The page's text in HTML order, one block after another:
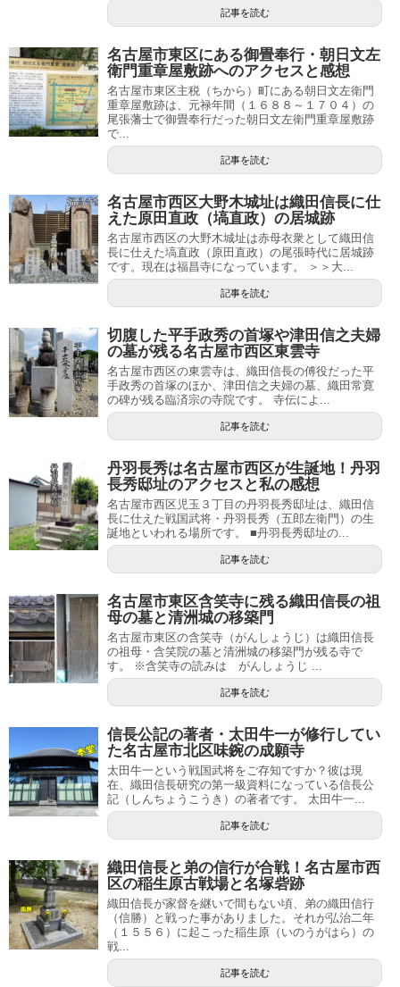
記事を読む
名古屋市東区にある御畳奉行・朝日文左
衛門重章屋敷跡へのアクセスと感想
名古屋市東区主税（ちから）町にある朝日文左衛門
重章屋敷跡は、元禄年間（１６８８～１７０４）の
尾張藩士で御畳奉行だった朝日文左衛門重章屋敷跡
で...
記事を読む
名古屋市西区大野木城址は織田信長に仕
えた原田直政（塙直政）の居城跡
名古屋市西区の大野木城址は赤母衣衆として織田信
長に仕えた塙直政（原田直政）の尾張時代に居城跡
です。現在は福昌寺になっています。 ＞＞大...
記事を読む
切腹した平手政秀の首塚や津田信之夫婦
の墓が残る名古屋市西区東雲寺
名古屋市西区の東雲寺は、織田信長の傅役だった平
手政秀の首塚のほか、津田信之夫婦の墓、織田常寛
の碑が残る臨済宗の寺院です。 寺伝によ...
記事を読む
丹羽長秀は名古屋市西区が生誕地！丹羽
長秀邸址のアクセスと私の感想
名古屋市西区児玉３丁目の丹羽長秀邸址は、織田信
長に仕えた戦国武将・丹羽長秀（五郎左衛門）の生
誕地といわれる場所です。 ■丹羽長秀邸址の...
記事を読む
名古屋市東区含笑寺に残る織田信長の祖
母の墓と清洲城の移築門
名古屋市東区の含笑寺（がんしょうじ）は織田信長
の祖母・含笑院の墓と清洲城の移築門が残る寺で
す。 ※含笑寺の読みは がんしょうじ ...
記事を読む
信長公記の著者・太田牛一が修行してい
た名古屋市北区味鋺の成願寺
太田牛一という戦国武将をご存知ですか？彼は現
在、織田信長研究の第一級資料になっている信長公
記（しんちょうこうき）の著者です。 太田牛一...
記事を読む
織田信長と弟の信行が合戦！名古屋市西
区の稲生原古戦場と名塚砦跡
織田信長が家督を継いで間もない頃、弟の織田信行
（信勝）と戦った事がありました。それが弘治二年
（１５５６）に起こった稲生原（いのうがはら）の
戦...
記事を読む